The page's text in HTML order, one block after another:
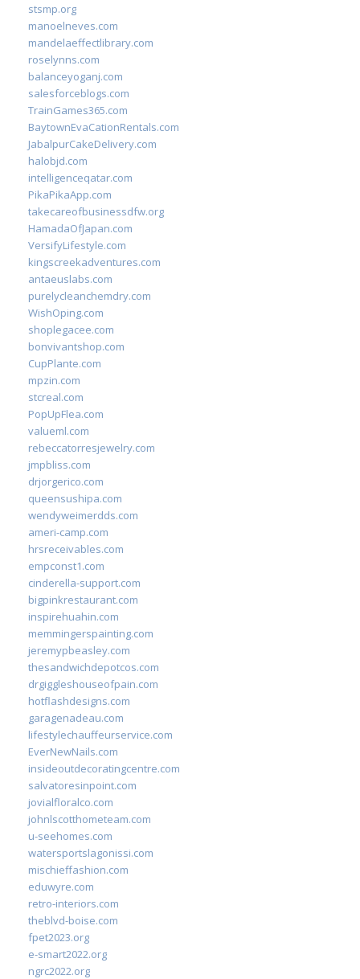
stsmp.org
manoelneves.com
mandelaeffectlibrary.com
roselynns.com
balanceyoganj.com
salesforceblogs.com
TrainGames365.com
BaytownEvaCationRentals.com
JabalpurCakeDelivery.com
halobjd.com
intelligenceqatar.com
PikaPikaApp.com
takecareofbusinessdfw.org
HamadaOfJapan.com
VersifyLifestyle.com
kingscreekadventures.com
antaeuslabs.com
purelycleanchemdry.com
WishOping.com
shoplegacee.com
bonvivantshop.com
CupPlante.com
mpzin.com
stcreal.com
PopUpFlea.com
valueml.com
rebeccatorresjewelry.com
jmpbliss.com
drjorgerico.com
queensushipa.com
wendyweimerdds.com
ameri-camp.com
hrsreceivables.com
empconst1.com
cinderella-support.com
bigpinkrestaurant.com
inspirehuahin.com
memmingerspainting.com
jeremypbeasley.com
thesandwichdepotcos.com
drgiggleshouseofpain.com
hotflashdesigns.com
garagenadeau.com
lifestylechauffeurservice.com
EverNewNails.com
insideoutdecoratingcentre.com
salvatoresinpoint.com
jovialfloralco.com
johnlscotthometeam.com
u-seehomes.com
watersportslagonissi.com
mischieffashion.com
eduwyre.com
retro-interiors.com
theblvd-boise.com
fpet2023.org
e-smart2022.org
ngrc2022.org